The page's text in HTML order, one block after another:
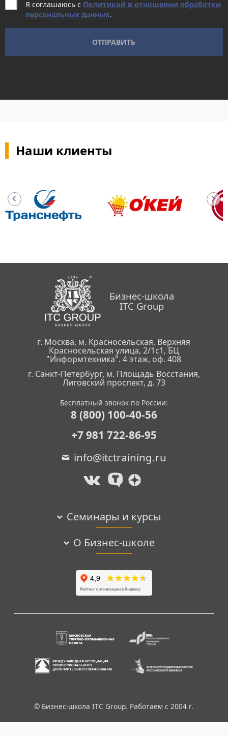
Я соглашаюсь с Политикой в отношении обработки
персональных данных.
Наши клиенты
Бизнес-школа
ITC Group
г. Москва, м. Красносельская, Верхняя
Красносельская улица, 2/1с1, БЦ
"Информтехника". 4 этаж, оф. 408
г. Санкт-Петербург, м. Площадь Восстания,
Лиговский проспект, д. 73
Бесплатный звонок по России:
8 (800) 100-40-56
+7 981 722-86-95
info@itctraining.ru
Семинары и курсы
О Бизнес-школе
© Бизнес-школа ITC Group. Работаем с 2004 г.